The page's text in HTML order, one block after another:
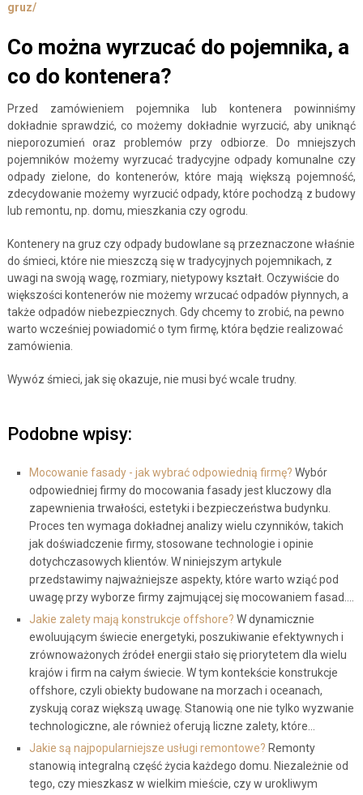
gruz/
Co można wyrzucać do pojemnika, a
co do kontenera?
Przed zamówieniem pojemnika lub kontenera powinniśmy
dokładnie sprawdzić, co możemy dokładnie wyrzucić, aby uniknąć
nieporozumień oraz problemów przy odbiorze. Do mniejszych
pojemników możemy wyrzucać tradycyjne odpady komunalne czy
odpady zielone, do kontenerów, które mają większą pojemność,
zdecydowanie możemy wyrzucić odpady, które pochodzą z budowy
lub remontu, np. domu, mieszkania czy ogrodu.
Kontenery na gruz czy odpady budowlane są przeznaczone właśnie
do śmieci, które nie mieszczą się w tradycyjnych pojemnikach, z
uwagi na swoją wagę, rozmiary, nietypowy kształt. Oczywiście do
większości kontenerów nie możemy wrzucać odpadów płynnych, a
także odpadów niebezpiecznych. Gdy chcemy to zrobić, na pewno
warto wcześniej powiadomić o tym firmę, która będzie realizować
zamówienia.
Wywóz śmieci, jak się okazuje, nie musi być wcale trudny.
Podobne wpisy:
Mocowanie fasady - jak wybrać odpowiednią firmę? Wybór
odpowiedniej firmy do mocowania fasady jest kluczowy dla
zapewnienia trwałości, estetyki i bezpieczeństwa budynku.
Proces ten wymaga dokładnej analizy wielu czynników, takich
jak doświadczenie firmy, stosowane technologie i opinie
dotychczasowych klientów. W niniejszym artykule
przedstawimy najważniejsze aspekty, które warto wziąć pod
uwagę przy wyborze firmy zajmującej się mocowaniem fasad.…
Jakie zalety mają konstrukcje offshore? W dynamicznie
ewoluującym świecie energetyki, poszukiwanie efektywnych i
zrównoważonych źródeł energii stało się priorytetem dla wielu
krajów i firm na całym świecie. W tym kontekście konstrukcje
offshore, czyli obiekty budowane na morzach i oceanach,
zyskują coraz większą uwagę. Stanowią one nie tylko wyzwanie
technologiczne, ale również oferują liczne zalety, które…
Jakie są najpopularniejsze usługi remontowe? Remonty
stanowią integralną część życia każdego domu. Niezależnie od
tego, czy mieszkasz w wielkim mieście, czy w urokliwym